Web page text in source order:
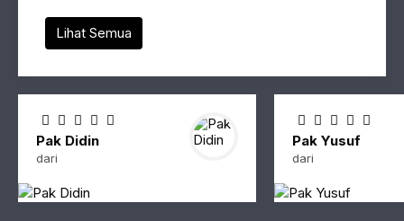
Lihat Semua
Pak Didin
dari
Pak Yusuf
dari